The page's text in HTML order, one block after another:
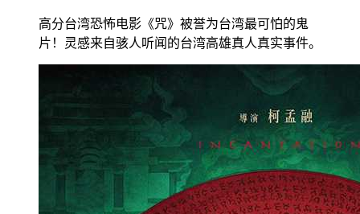
高分台湾恐怖电影《咒》被誉为台湾最可怕的鬼
片！灵感来自骇人听闻的台湾高雄真人真实事件。